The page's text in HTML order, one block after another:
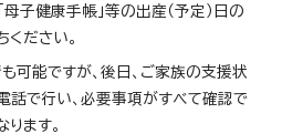
子健康手帳」等の出産（予定）日の
ださい。
可能ですが、後日、ご家族の支援状
話で行い、必要事項がすべて確認で
ます。